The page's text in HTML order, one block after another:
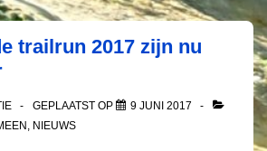
trailrun 2017 zijn nu
GEPLAATST OP
9 JUNI 2017
, NIEUWS